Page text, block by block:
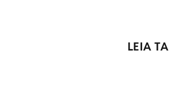
LEIA